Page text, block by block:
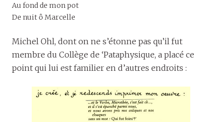
Au fond de mon pot
De nuit ô Marcelle
Michel Ohl, dont on ne s’étonne pas qu’il fut
membre du Collège de ‘Pataphysique, a placé ce
point qui lui est familier en d’autres endroits :